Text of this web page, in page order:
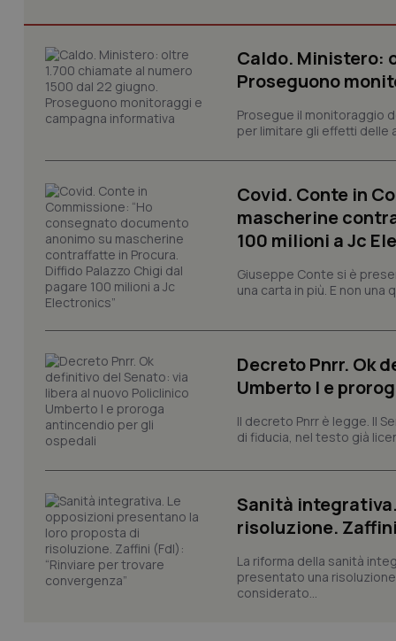
Caldo. Ministero:
Proseguono
Prosegue il monitoraggio
per limitare gli effetti delle
Covid. Conte in
mascherine
100 milioni a Jc
Giuseppe Conte si è
una carta in più. E non
Decreto Pnrr. Ok
Umberto I e
Il decreto Pnrr è legge. Il
di fiducia, nel testo già
Sanità
risoluzione.
La riforma della sanità
presentato una
considerato...
I cookie necessari
Nome
tracking-enable
tracking-sites-
session-id
_ga